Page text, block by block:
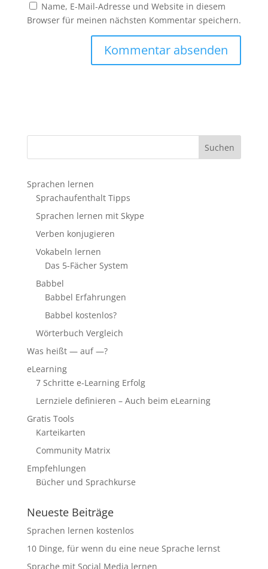
Name, E-Mail-Adresse und Website in diesem
Browser für meinen nächsten Kommentar speichern.
Sprachen lernen
Sprachaufenthalt Tipps
Sprachen lernen mit Skype
Verben konjugieren
Vokabeln lernen
Das 5-Fächer System
Babbel
Babbel Erfahrungen
Babbel kostenlos?
Wörterbuch Vergleich
Was heißt — auf —?
eLearning
7 Schritte e-Learning Erfolg
Lernziele definieren – Auch beim eLearning
Gratis Tools
Karteikarten
Community Matrix
Empfehlungen
Bücher und Sprachkurse
Neueste Beiträge
Sprachen lernen kostenlos
10 Dinge, für wenn du eine neue Sprache lernst
Sprache mit Social Media lernen